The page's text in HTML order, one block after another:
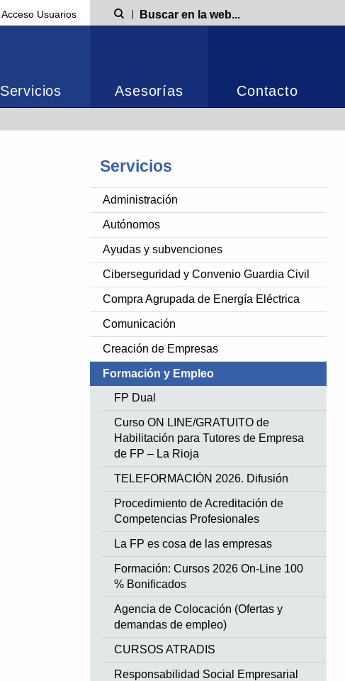
Acceso Usuarios Búsqueda
Servicios Asesorías Contacto
Servicios
Administración
Autónomos
Ayudas y subvenciones
Ciberseguridad y Convenio Guardia Civil
Compra Agrupada de Energía Eléctrica
Comunicación
Creación de Empresas
Formación y Empleo
FP Dual
Curso ON LINE/GRATUITO de
Habilitación para Tutores de Empresa
de FP – La Rioja
TELEFORMACIÓN 2026. Difusión
Procedimiento de Acreditación de
Competencias Profesionales
La FP es cosa de las empresas
Formación: Cursos 2026 On-Line 100
% Bonificados
Agencia de Colocación (Ofertas y
demandas de empleo)
CURSOS ATRADIS
Responsabilidad Social Empresarial